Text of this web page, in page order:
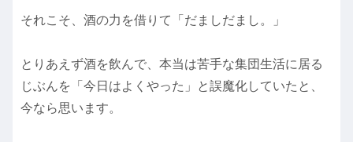
それこそ、酒の力を借りて「だましだまし。」
とりあえず酒を飲んで、本当は苦手な集団生活に居る
じぶんを「今日はよくやった」と誤魔化していたと、
今なら思います。